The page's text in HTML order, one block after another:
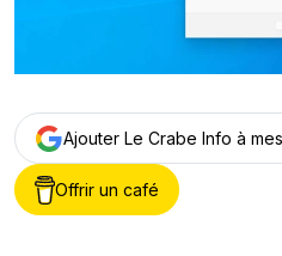
Ajouter Le Crabe Info à
Offrir un café